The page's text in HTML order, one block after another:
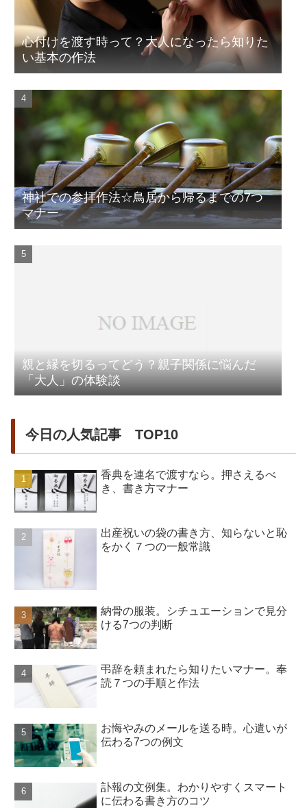
心付けを渡す時って？大人になったら知りた
い基本の作法
神社での参拝作法☆鳥居から帰るまでの7つ
マナー
親と縁を切るってどう？親子関係に悩んだ
「大人」の体験談
今日の人気記事 TOP10
香典を連名で渡すなら。押さえるべ
き、書き方マナー
出産祝いの袋の書き方、知らないと恥
をかく７つの一般常識
納骨の服装。シチュエーションで見分
ける7つの判断
弔辞を頼まれたら知りたいマナー。奉
読７つの手順と作法
お悔やみのメールを送る時。心遣いが
伝わる7つの例文
訃報の文例集。わかりやすくスマート
に伝わる書き方のコツ